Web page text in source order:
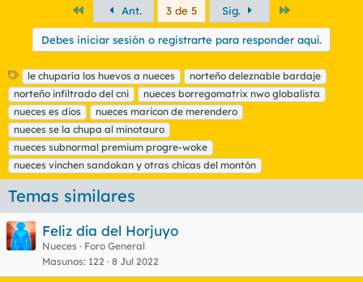
PrimeroAnt. 3 de 5 Sig.
Debes iniciar sesión o registrarte para responder aquí.
E
t
i
q
u
e
t
a
s
le chuparía los huevos a nueces
norteño deleznable bardaje
norteño infiltrado del cni
nueces borregomatrix nwo globalista
nueces es dios
nueces maricon de merendero
nueces se la chupa al minotauro
nueces subnormal premium progre-woke
nueces vinchen sandokan y otras chicas del montón
Temas similares
Feliz día del Horjuyo
Nueces
Foro General
Masunos 122 8 Jul 2022